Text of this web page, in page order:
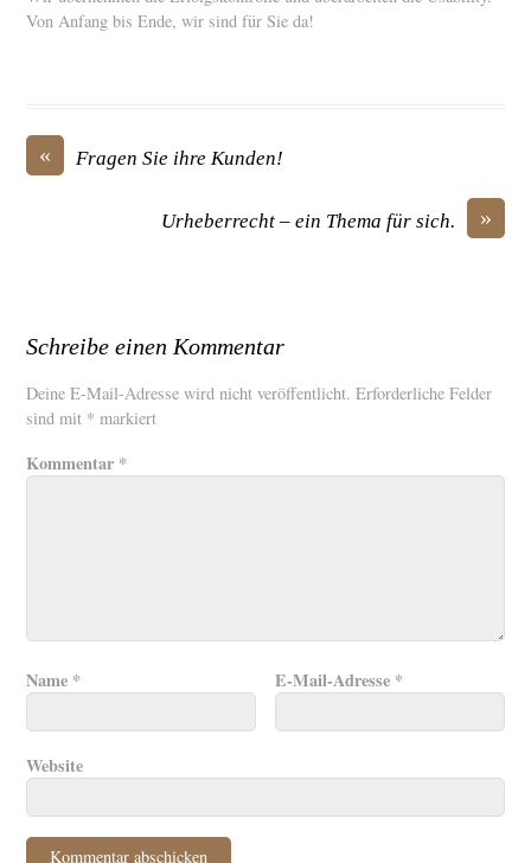
Von Anfang bis Ende, wir sind für Sie da!
« Fragen Sie ihre Kunden!
»
Urheberrecht – ein Thema für sich.
Schreibe einen Kommentar
Deine E-Mail-Adresse wird nicht veröffentlicht. Erforderliche Felder
sind mit * markiert
Kommentar *
Name * E-Mail-Adresse *
Website